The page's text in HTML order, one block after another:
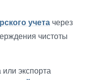
учета через
чистоты
экспорта